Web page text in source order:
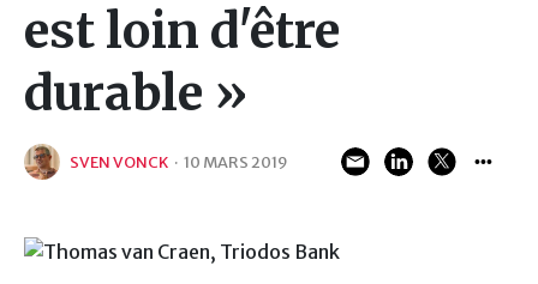
est loin d'être
durable »
SVEN VONCK · 10 MARS 2019